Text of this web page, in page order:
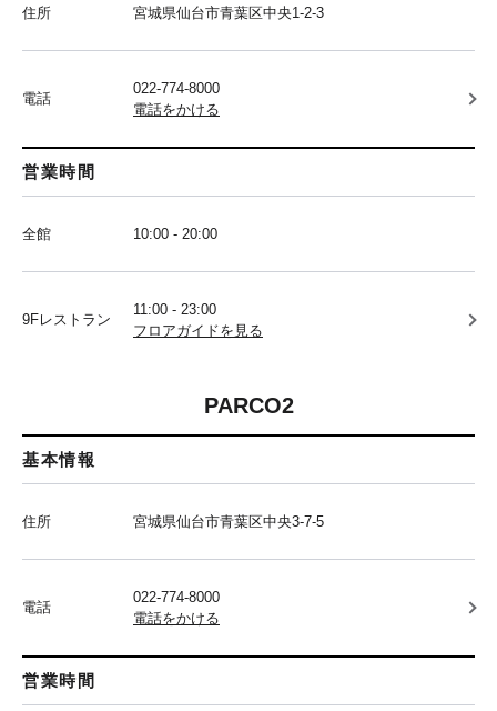
住所 宮城県仙台市青葉区中央1-2-3
電話
022-774-8000
電話をかける
営業時間
全館 10:00 - 20:00
9Fレストラン
11:00 - 23:00
フロアガイドを見る
PARCO2
基本情報
住所 宮城県仙台市青葉区中央3-7-5
電話
022-774-8000
電話をかける
営業時間